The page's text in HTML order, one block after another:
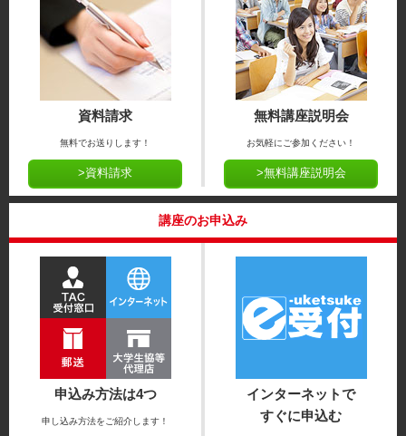
資料請求
無料でお送りします！
>資料請求
無料講座説明会
お気軽にご参加ください！
>無料講座説明会
講座のお申込み
申込み方法は4つ
申し込み方法をご紹介します！
インターネットで
すぐに申込む